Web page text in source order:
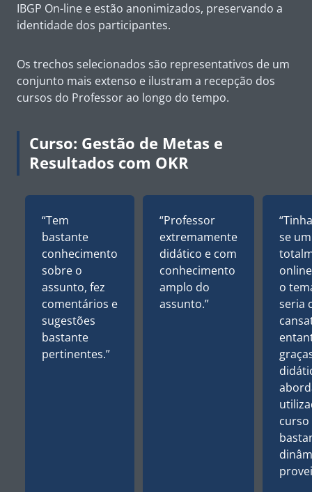
IBGP On-line e estão anonimizados, preservando a
identidade dos participantes.
Os trechos selecionados são representativos de um
conjunto mais extenso e ilustram a recepção dos
cursos do Professor ao longo do tempo.
Curso: Gestão de Metas e
Resultados com OKR
“Tem
bastante
conhecimento
sobre o
assunto, fez
comentários e
sugestões
bastante
pertinentes.”
“Professor
extremamente
didático e com
conhecimento
amplo do
assunto.”
se
o
seria